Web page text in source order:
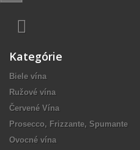
Kategórie
Biele vína
Ružové vína
Červené Vína
Prosecco, Frizzante, Spumante
Ovocné vína